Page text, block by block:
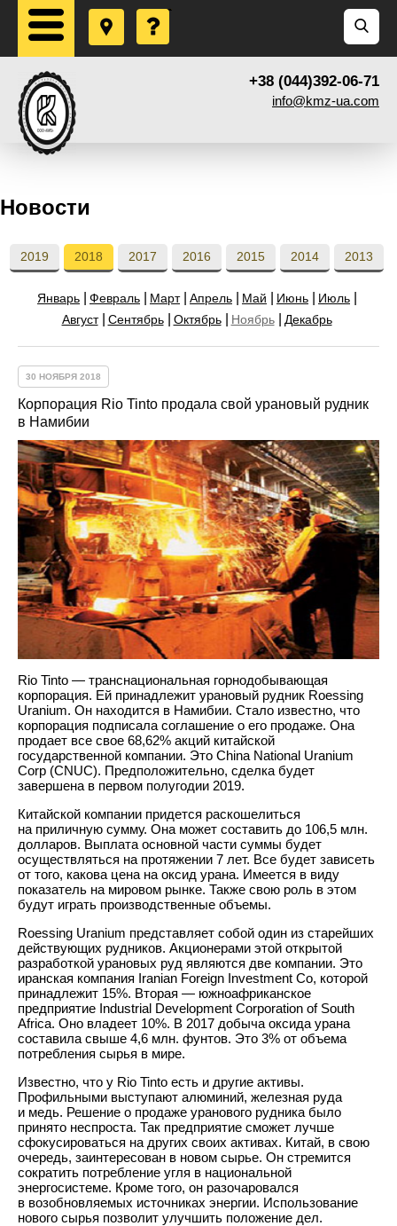
+38 (044)392-06-71
info@kmz-ua.com
Новости
2019 2018 2017 2016 2015 2014 2013
Январь Февраль Март Апрель Май Июнь
Июль
Август
Сентябрь Октябрь Ноябрь Декабрь
30 НОЯБРЯ 2018
Корпорация Rio Tinto продала свой урановый рудник
в Намибии
Rio Tinto — транснациональная горнодобывающая
корпорация. Ей принадлежит урановый рудник Roessing
Uranium. Он находится в Намибии. Стало известно, что
корпорация подписала соглашение о его продаже. Она
продает все свое 68,62% акций китайской
государственной компании. Это China National Uranium
Corp (CNUC). Предположительно, сделка будет
завершена в первом полугодии 2019.
Китайской компании придется раскошелиться
на приличную сумму. Она может составить до 106,5 млн.
долларов. Выплата основной части суммы будет
осуществляться на протяжении 7 лет. Все будет зависеть
от того, какова цена на оксид урана. Имеется в виду
показатель на мировом рынке. Также свою роль в этом
будут играть производственные объемы.
Roessing Uranium представляет собой один из старейших
действующих рудников. Акционерами этой открытой
разработкой урановых руд являются две компании. Это
иранская компания Iranian Foreign Investment Co, которой
принадлежит 15%. Вторая — южноафриканское
предприятие Industrial Development Corporation of South
Africa. Оно владеет 10%. В 2017 добыча оксида урана
составила свыше 4,6 млн. фунтов. Это 3% от объема
потребления сырья в мире.
Известно, что у Rio Tinto есть и другие активы.
Профильными выступают алюминий, железная руда
и медь. Решение о продаже уранового рудника было
принято неспроста. Так предприятие сможет лучше
сфокусироваться на других своих активах. Китай, в свою
очередь, заинтересован в новом сырье. Он стремится
сократить потребление угля в национальной
энергосистеме. Кроме того, он разочаровался
в возобновляемых источниках энергии. Использование
нового сырья позволит улучшить положение дел.